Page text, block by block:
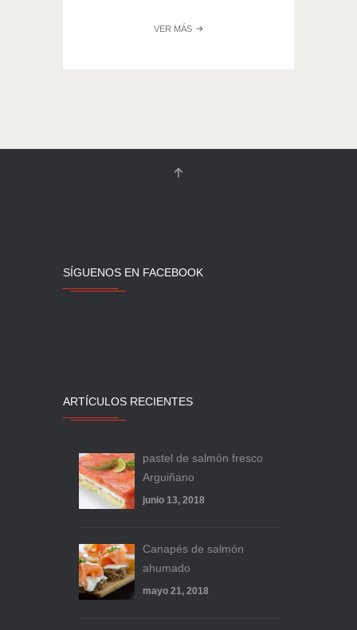
VER MÁS
¿CÓMO
MANTEQUILLA?
SÍGUENOS EN FACEBOOK
ARTÍCULOS RECIENTES
pastel de salmón fresco
Arguiñano
junio 13, 2018
Canapés de salmón
ahumado
mayo 21, 2018